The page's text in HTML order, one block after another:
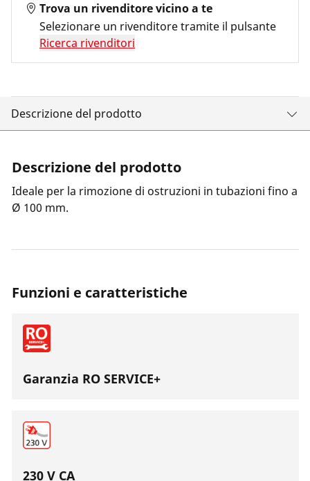
Trova un rivenditore vicino a te
Selezionare un rivenditore tramite il pulsante
Ricerca rivenditori
Descrizione del prodotto
Descrizione del prodotto
Ideale per la rimozione di ostruzioni in tubazioni fino a
Ø 100 mm.
Funzioni e caratteristiche
Garanzia RO SERVICE+
230 V CA